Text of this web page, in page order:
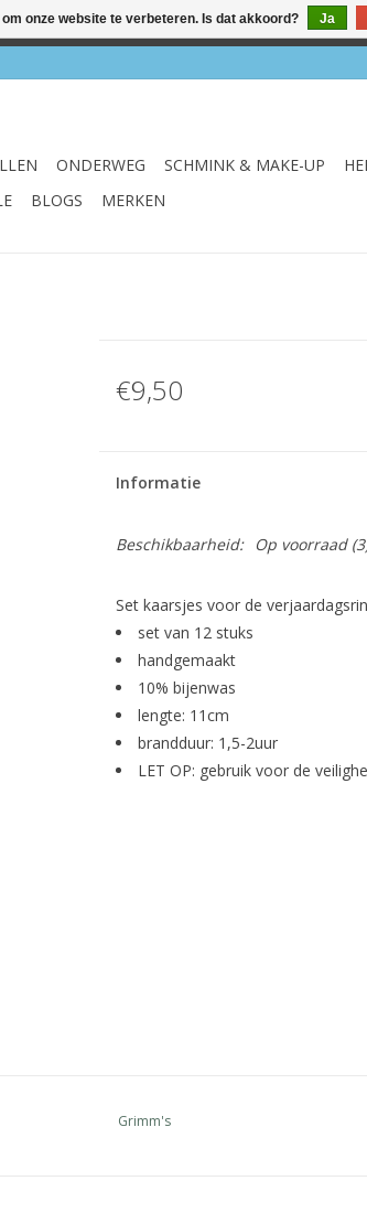
ONDERWEG SCHMINK & MAKE-UP
BLOGS MERKEN
€9,50
Informatie
Beschikbaarheid: Op voorraad
Set kaarsjes voor de
set van 12 stuks
handgemaakt
10% bijenwas
lengte: 11cm
brandduur: 1,5-2uur
LET OP: gebruik voor de
Grimm's
onze website te verbeteren. Is dat akkoord? Ja
✔ Gratis verzenden vanaf €75 ✔